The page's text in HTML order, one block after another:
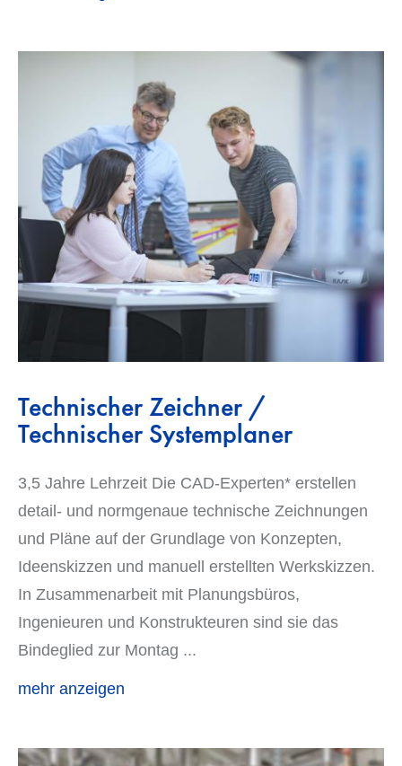
Technischer Zeichner /
Technischer Systemplaner
3,5 Jahre Lehrzeit Die CAD-Experten* erstellen
detail- und normgenaue technische Zeichnungen
und Pläne auf der Grundlage von Konzepten,
Ideenskizzen und manuell erstellten Werkskizzen.
In Zusammenarbeit mit Planungsbüros,
Ingenieuren und Konstrukteuren sind sie das
Bindeglied zur Montag ...
mehr anzeigen